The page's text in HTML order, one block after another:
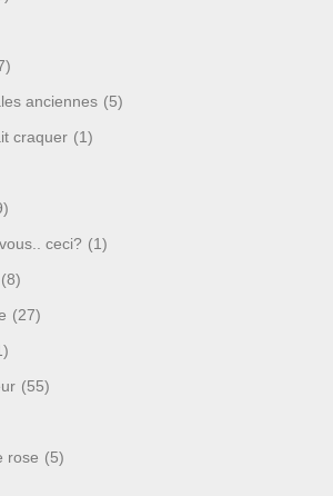
anciennes (5)
craquer (1)
ceci? (1)
(8)
(27)
(55)
rose (5)